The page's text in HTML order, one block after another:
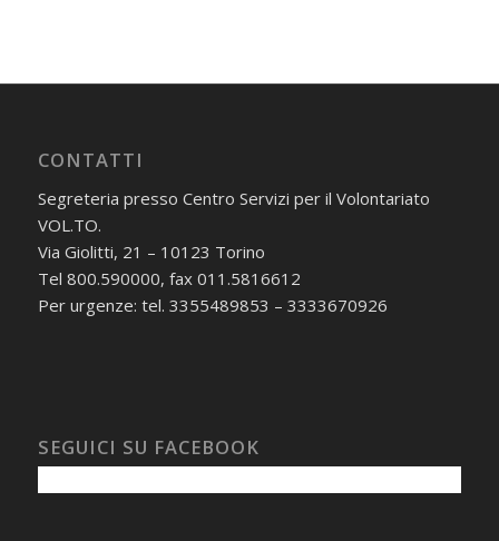
CONTATTI
Segreteria presso Centro Servizi per il Volontariato
VOL.TO.
Via Giolitti, 21 – 10123 Torino
Tel 800.590000, fax 011.5816612
Per urgenze: tel. 3355489853 – 3333670926
SEGUICI SU FACEBOOK